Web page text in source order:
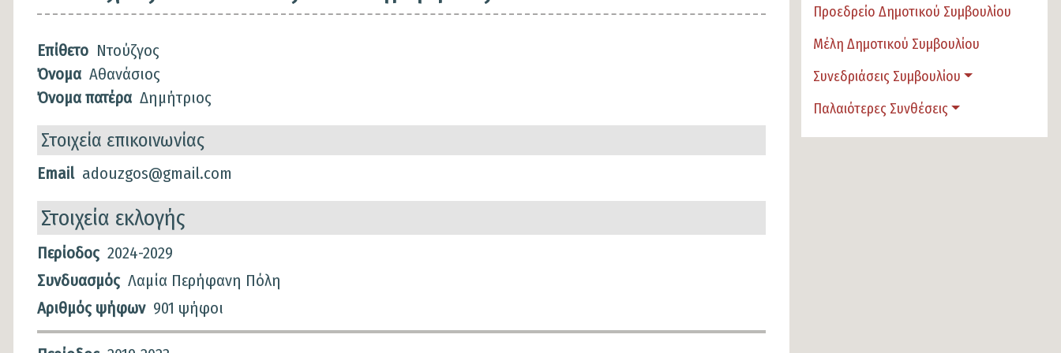
Επίθετο Ντούζγος
Όνομα Αθανάσιος
Όνομα πατέρα Δημήτριος
Στοιχεία επικοινωνίας
Email adouzgos@gmail.com
Στοιχεία εκλογής
Στοιχεία
εκλογής
Περίοδος 2024-2029
Συνδυασμός Λαμία Περήφανη Πόλη
Αριθμός ψήφων 901 ψήφοι
Προεδρείο Δημοτικού Συμβουλίου
Μέλη Δημοτικού Συμβουλίου
Συνεδριάσεις Συμβουλίου
Παλαιότερες Συνθέσεις